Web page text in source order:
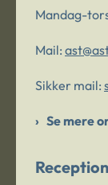
Mandag-
Mail:
Sikker mail:
Se mere